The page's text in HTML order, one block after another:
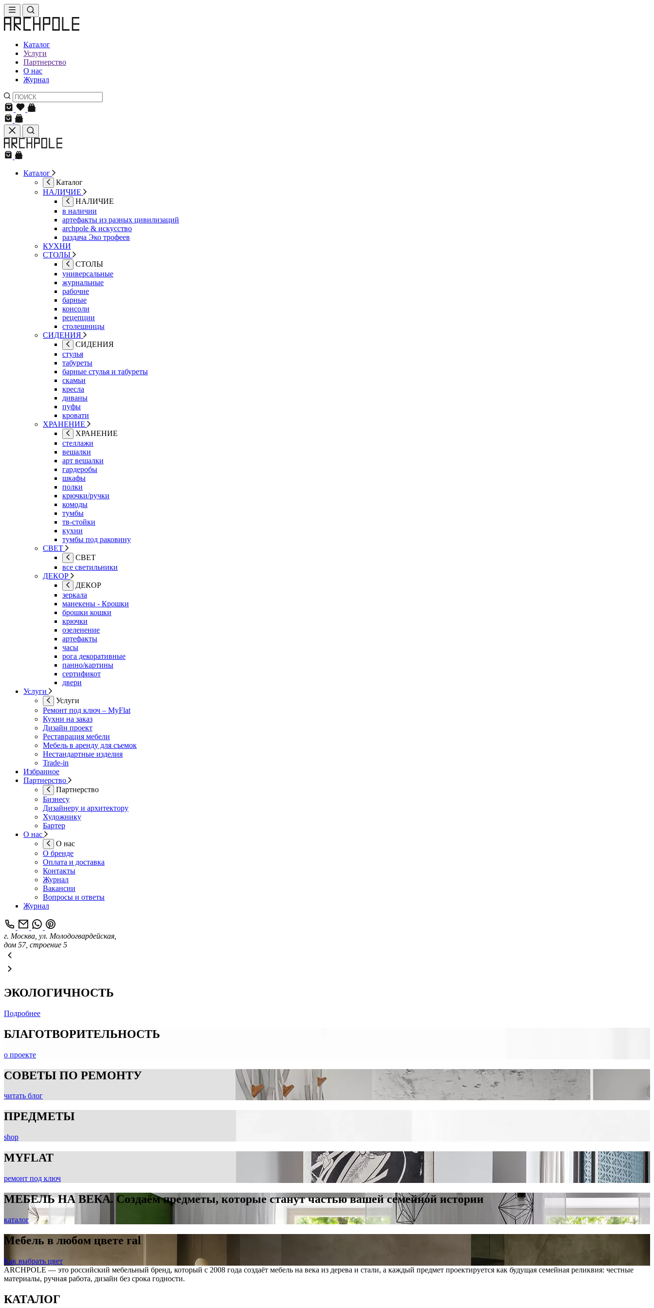
Каталог
Услуги
Партнерство
О нас
Журнал
Каталог
Каталог
НАЛИЧИЕ
НАЛИЧИЕ
в наличии
артефакты из разных цивилизаций
archpole & искусство
раздача Эко трофеев
КУХНИ
СТОЛЫ
СТОЛЫ
универсальные
журнальные
рабочие
барные
консоли
рецепции
столешницы
СИДЕНИЯ
СИДЕНИЯ
стулья
табуреты
барные стулья и табуреты
скамьи
кресла
диваны
пуфы
кровати
ХРАНЕНИЕ
ХРАНЕНИЕ
стеллажи
вешалки
арт вешалки
гардеробы
шкафы
полки
крючки/ручки
комоды
тумбы
тв-стойки
кухни
тумбы под раковину
СВЕТ
СВЕТ
все светильники
ДЕКОР
ДЕКОР
зеркала
манекены - Крошки
брошки кошки
крючки
озеленение
артефакты
часы
рога декоративные
панно/картины
сертификот
двери
Услуги
Услуги
Ремонт под ключ – MyFlat
Кухни на заказ
Дизайн проект
Реставрация мебели
Мебель в аренду для съемок
Нестандартные изделия
Trade-in
Избранное
Партнерство
Партнерство
Бизнесу
Дизайнеру и архитектору
Художнику
Бартер
О нас
О нас
О бренде
Оплата и доставка
Контакты
Журнал
Вакансии
Вопросы и ответы
Журнал
г. Москва, ул. Молодогвардейская,
дом 57, строение 5
ЭКОЛОГИЧНОСТЬ
Подробнее
БЛАГОТВОРИТЕЛЬНОСТЬ
о проекте
СОВЕТЫ ПО РЕМОНТУ
читать блог
ПРЕДМЕТЫ
shop
MYFLAT
ремонт под ключ
МЕБЕЛЬ НА ВЕКА. Создаём предметы, которые станут частью вашей семейной истории
каталог
Мебель в любом цвете ral
Как выбрать цвет
ARCHPOLE — это российский мебельный бренд, который с 2008 года создаёт мебель на века из дерева и стали, а каждый предмет проектируется как будущая семейная реликвия: честные
материалы, ручная работа, дизайн без срока годности.
КАТАЛОГ